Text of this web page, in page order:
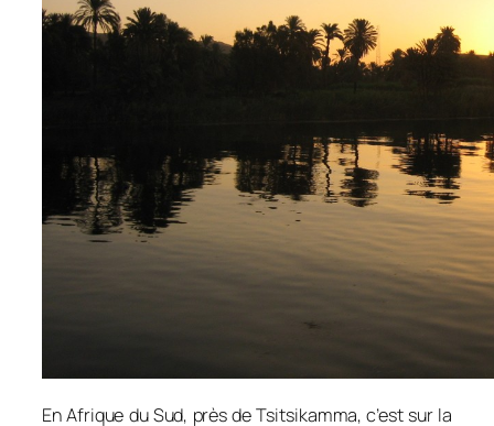
En Afrique du Sud, près de Tsitsikamma, c’est sur la